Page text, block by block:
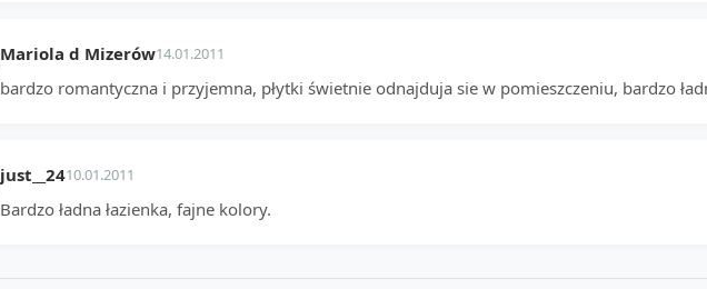
Mariola d Mizerów14.01.2011
bardzo romantyczna i przyjemna, płytki świetnie odnajduja sie w pomieszczeniu, bardzo
just__2410.01.2011
Bardzo ładna łazienka, fajne kolory.